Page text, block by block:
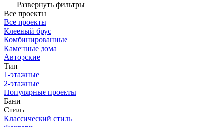
Развернуть фильтры
Все проекты
Все проекты
Клееный брус
Комбинированные
Каменные дома
Авторские
Тип
1-этажные
2-этажные
Популярные проекты
Бани
Стиль
Классический стиль